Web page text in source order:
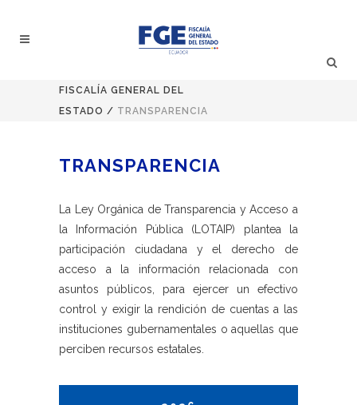
FISCALÍA GENERAL DEL
ESTADO / TRANSPARENCIA
TRANSPARENCIA
La Ley Orgánica de Transparencia y Acceso a
la Información Pública (LOTAIP) plantea la
participación ciudadana y el derecho de
acceso a la información relacionada con
asuntos públicos, para ejercer un efectivo
control y exigir la rendición de cuentas a las
instituciones gubernamentales o aquellas que
perciben recursos estatales.